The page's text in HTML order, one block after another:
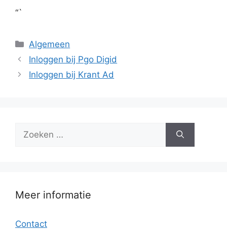
“`
Categorieën
Algemeen
Inloggen bij Pgo Digid
Inloggen bij Krant Ad
Zoek
Meer informatie
Contact